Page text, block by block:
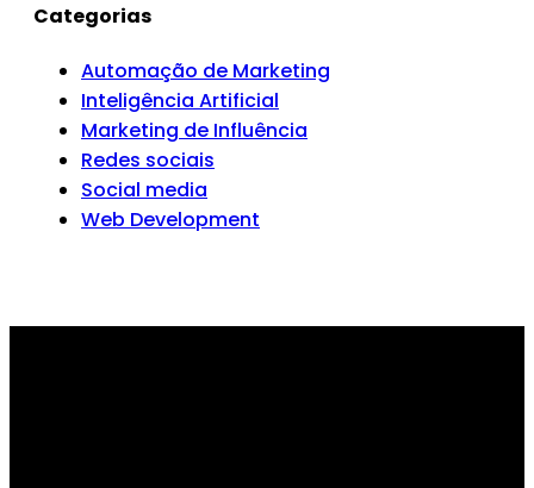
Categorias
Automação de Marketing
Inteligência Artificial
Marketing de Influência
Redes sociais
Social media
Web Development